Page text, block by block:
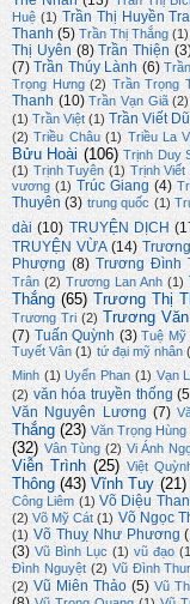
Huệ (1) Trần Thị Huyền
Thanh (5) Trần Thị Thắng (1)
Thị Uyên (8) Trần Thiện
(7) Trần Thúy Lành (6)
Trọng Hưng (2) Trần Trọng
Thanh (10) Trần Vạn Giã (2)
(1) Trần Việt (1) Trần Viết
(2) Triều Châu (1) Triều La
Bửu Hoài (106) Trịnh Duy
(1) Trịnh Tuyên (1) Trịnh Viết
vương (1) Trúc Giang (4)
Thuyên (3) trung quốc (1)
dài (10) TRUYỆN DỊCH
TRUYỆN VỪA (14)
Phượng (8) Trương Đình
Trân (2) Trương Lan Anh (1)
Thắng (65) Trương Thị
Trương Tri (2) Trương
(7) Tuấn Quỳnh (3) Tuệ Mỹ
Tuyết Vân (1) tứ đại mỹ nhân
Minh (1) Uyển Phan (1) Vạn
(2) văn hóa truyền thống
Văn Nguyên Lương (7)
Thắng (23) Văn Trọng Hùng
(32) Vân Tùng (2) Vi Ánh
Viễn Trình (25) Việt
Thông (43) Vĩnh Tuy (21)
Công Liêm (1) Võ Diệu
(2) Võ Mỹ Cát (1) Võ Ngọc
(1) Võ Thuỵ Như Phương
(3) Vũ Bình Lục (1) vũ đạo
Đình Nguyệt (2) Vũ Đình
(2) Vũ Miên Thảo (5) Vũ